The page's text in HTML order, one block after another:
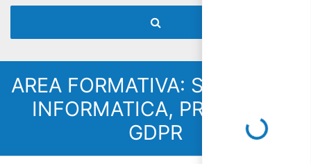
AREA FORMATIVA: SICUREZZA
INFORMATICA, PRIVACY E
GDPR
Loading...